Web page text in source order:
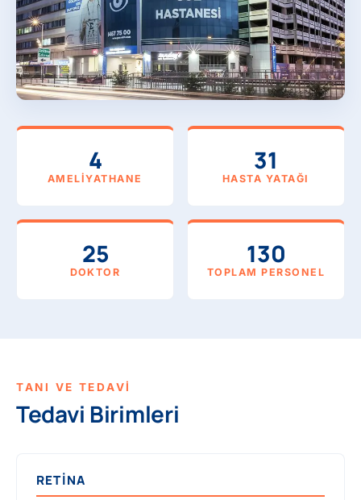
4
AMELIYATHANE
31
HASTA YATAĞI
25
DOKTOR
130
TOPLAM PERSONEL
TANI VE TEDAVİ
Tedavi Birimleri
RETİNA